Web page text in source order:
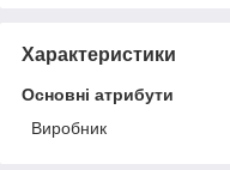
Характеристики
Основні атрибути
Виробник